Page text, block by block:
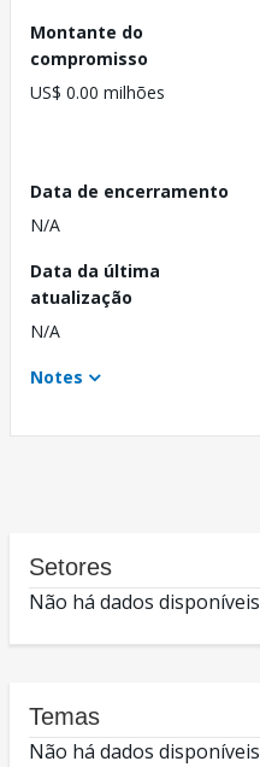
Montante do
compromisso
US$ 0.00 milhões
Data de encerramento
N/A
Data da última
atualização
N/A
Notes
Setores
Não há dados disponíveis
Temas
Não há dados disponíveis